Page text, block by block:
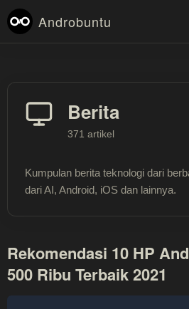
Androbuntu
Berita
371 artikel
Kumpulan berita teknologi dari
dari AI, Android, iOS dan lainnya.
Rekomendasi 10 HP
500 Ribu Terbaik 2021